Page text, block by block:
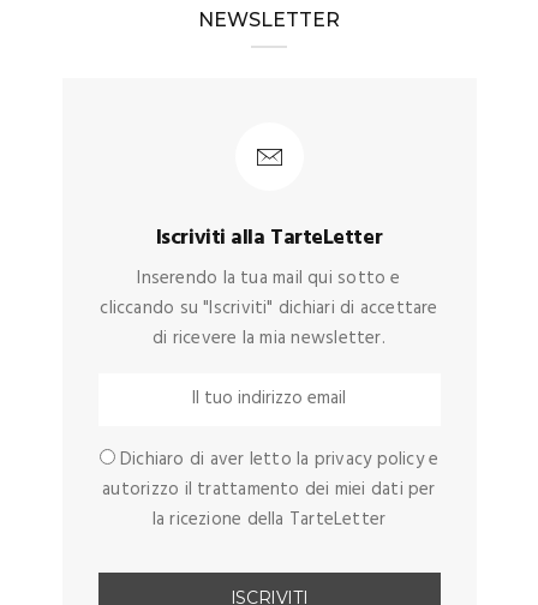
NEWSLETTER
Iscriviti alla TarteLetter
Inserendo la tua mail qui sotto e
cliccando su "Iscriviti" dichiari di accettare
di ricevere la mia newsletter.
Dichiaro di aver letto la privacy policy e
autorizzo il trattamento dei miei dati per
la ricezione della TarteLetter